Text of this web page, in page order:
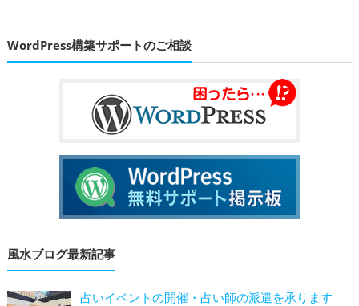
WordPress構築サポートのご相談
風水ブログ最新記事
占いイベントの開催・占い師の派遣を承ります